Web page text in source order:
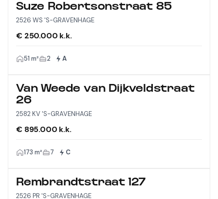
Suze Robertsonstraat 85
2526 WS 'S-GRAVENHAGE
€ 250.000 k.k.
51 m² 2 A
Van Weede van Dijkveldstraat
26
2582 KV 'S-GRAVENHAGE
€ 895.000 k.k.
173 m² 7 C
Rembrandtstraat 127
2526 PR 'S-GRAVENHAGE